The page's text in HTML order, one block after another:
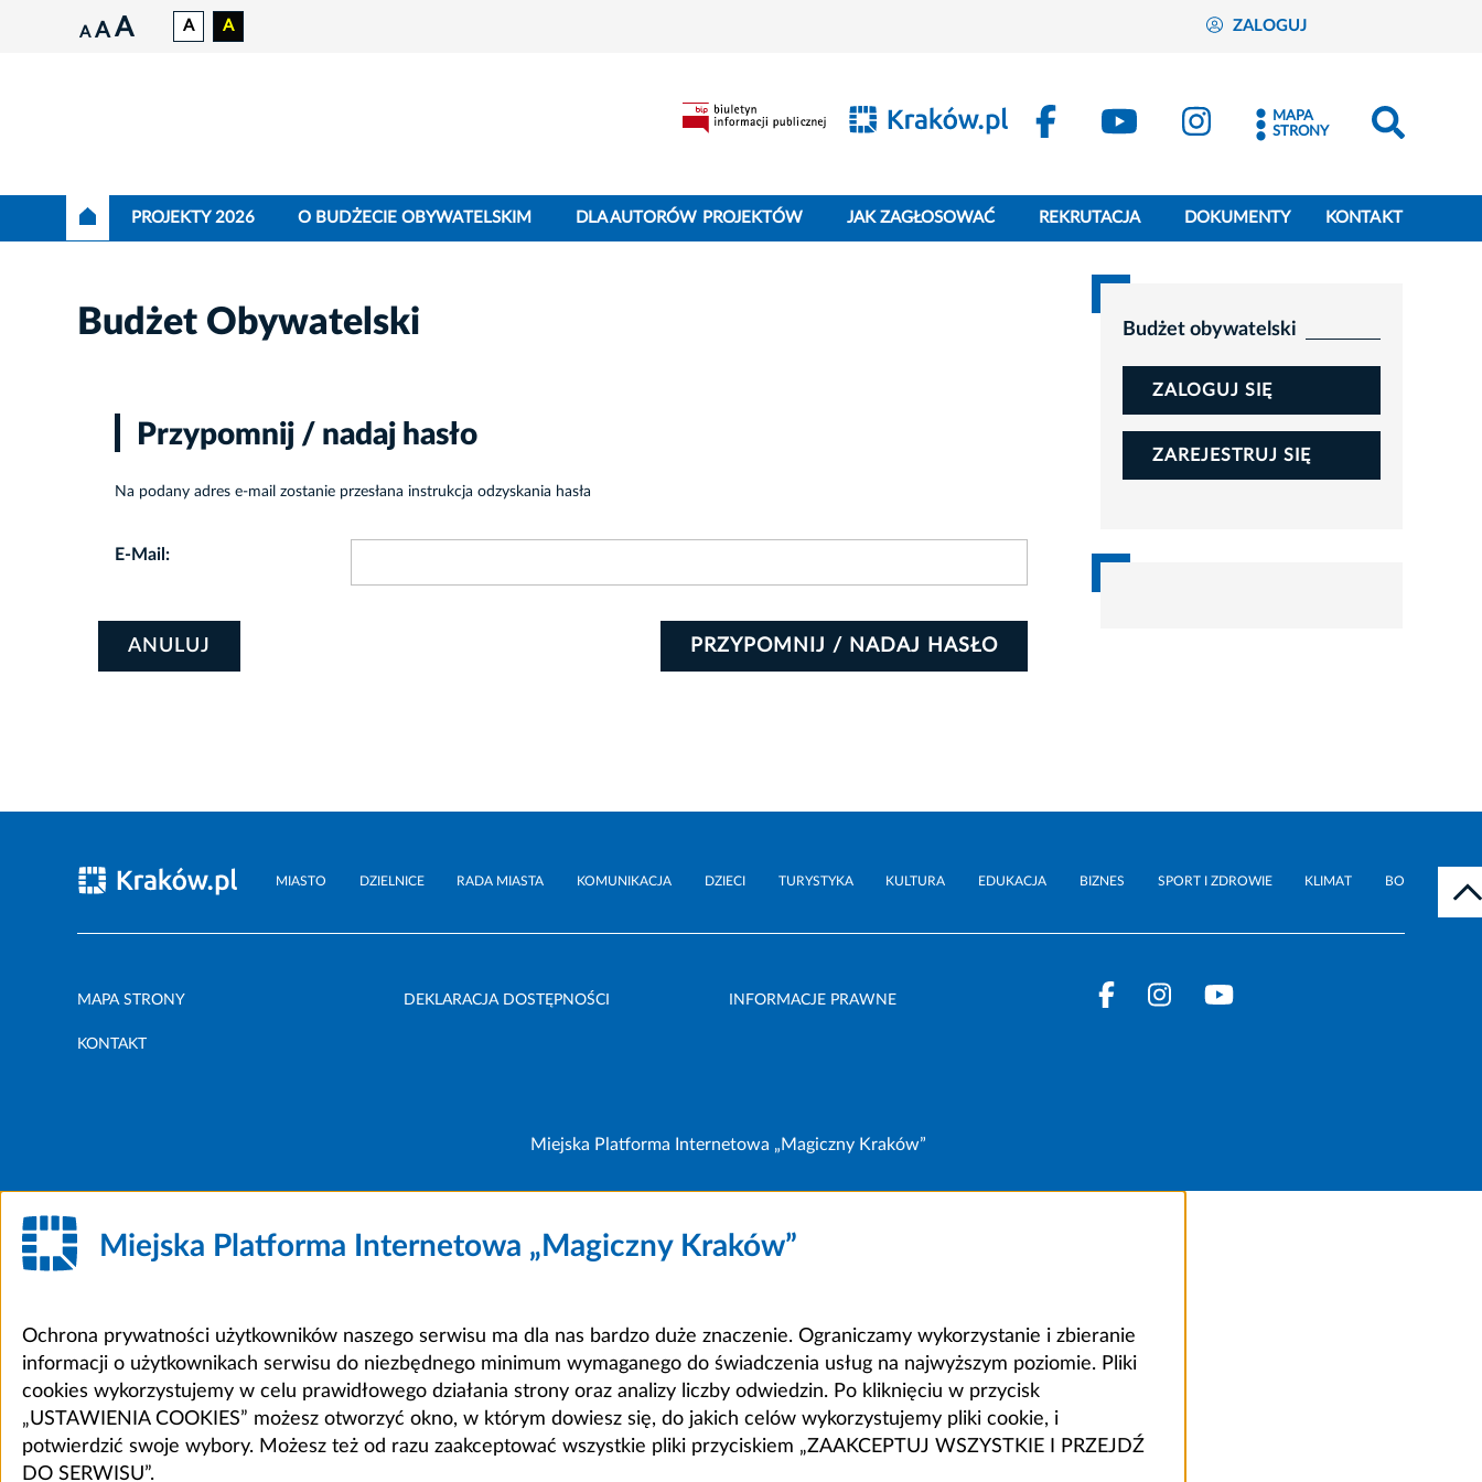
A A A A A ZALOGUJ
MAPA
STRONY
PROJEKTY 2026 O BUDŻECIE OBYWATELSKIM DLA AUTORÓW PROJEKTÓW JAK ZAGŁOSOWAĆ REKRUTACJA DOKUMENTY KONTAKT
Budżet Obywatelski
Przypomnij / nadaj hasło
Na podany adres e-mail zostanie przesłana instrukcja odzyskania hasła
E-Mail:
ANULUJ
Budżet obywatelski
ZALOGUJ SIĘ
ZAREJESTRUJ SIĘ
MIASTO DZIELNICE RADA MIASTA KOMUNIKACJA DZIECI TURYSTYKA KULTURA EDUKACJA BIZNES SPORT I ZDROWIE KLIMAT BO
MAPA STRONY DEKLARACJA DOSTĘPNOŚCI INFORMACJE PRAWNE
KONTAKT
Miejska Platforma Internetowa „Magiczny Kraków”
Miejska Platforma Internetowa „Magiczny Kraków”
Ochrona prywatności użytkowników naszego serwisu ma dla nas bardzo duże znaczenie. Ograniczamy wykorzystanie i zbieranie
informacji o użytkownikach serwisu do niezbędnego minimum wymaganego do świadczenia usług na najwyższym poziomie. Pliki
cookies wykorzystujemy w celu prawidłowego działania strony oraz analizy liczby odwiedzin. Po kliknięciu w przycisk
„USTAWIENIA COOKIES” możesz otworzyć okno, w którym dowiesz się, do jakich celów wykorzystujemy pliki cookie, i
potwierdzić swoje wybory. Możesz też od razu zaakceptować wszystkie pliki przyciskiem „ZAAKCEPTUJ WSZYSTKIE I PRZEJDŹ
DO SERWISU”.